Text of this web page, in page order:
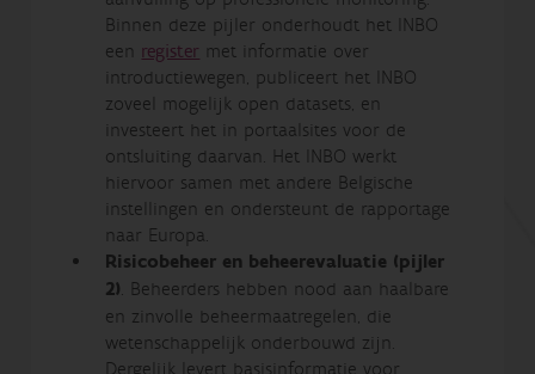
Binnen deze pijler onderhoudt het INBO
een register met informatie over
introductiewegen, publiceert het INBO
zoveel mogelijk open datasets, en
investeert het in portaalsites voor de
ontsluiting daarvan. Het INBO werkt
hiervoor samen met andere Belgische
instellingen en ondersteunt de rapportage
naar Europa.
Risicobeheer en beheerevaluatie (pijler
2). Beheerders hebben nood aan haalbare
en zinvolle beheermaatregelen, die
wetenschappelijk onderbouwd zijn.
Dergelijk levert basisinformatie voor